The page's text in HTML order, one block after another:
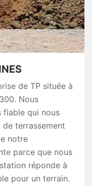
de TP située à
Nous
fiable qui nous
terrassement
notre
parce que nous
réponde à
pour un terrain.